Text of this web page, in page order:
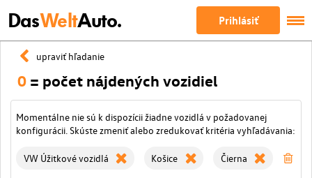
DasWeltAuto. Prihlásiť
upraviť hľadanie
0 = počet nájdených vozidiel
Momentálne nie sú k dispozícii žiadne vozidlá v požadovanej
konfigurácii. Skúste zmeniť alebo zredukovať kritéria vyhľadávania:
VW Úžitkové vozidlá Košice Čierna